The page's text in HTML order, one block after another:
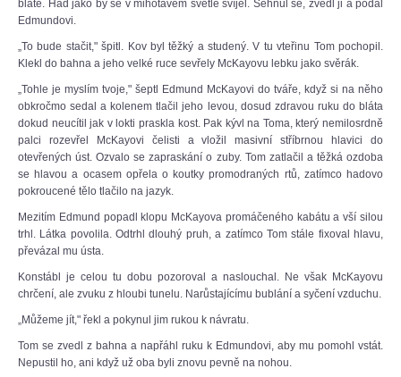
blátě. Had jako by se v mihotavém světle svíjel. Sehnul se, zvedl ji a podal
Edmundovi.
„To bude stačit," špitl. Kov byl těžký a studený. V tu vteřinu Tom pochopil.
Klekl do bahna a jeho velké ruce sevřely McKayovu lebku jako svěrák.
„Tohle je myslím tvoje," šeptl Edmund McKayovi do tváře, když si na něho
obkročmo sedal a kolenem tlačil jeho levou, dosud zdravou ruku do bláta
dokud neucítil jak v lokti praskla kost. Pak kývl na Toma, který nemilosrdně
palci rozevřel McKayovi čelisti a vložil masivní stříbrnou hlavici do
otevřených úst. Ozvalo se zapraskání o zuby. Tom zatlačil a těžká ozdoba
se hlavou a ocasem opřela o koutky promodraných rtů, zatímco hadovo
pokroucené tělo tlačilo na jazyk.
Mezitím Edmund popadl klopu McKayova promáčeného kabátu a vší silou
trhl. Látka povolila. Odtrhl dlouhý pruh, a zatímco Tom stále fixoval hlavu,
převázal mu ústa.
Konstábl je celou tu dobu pozoroval a naslouchal. Ne však McKayovu
chrčení, ale zvuku z hloubi tunelu. Narůstajícímu bublání a syčení vzduchu.
„Můžeme jít," řekl a pokynul jim rukou k návratu.
Tom se zvedl z bahna a napřáhl ruku k Edmundovi, aby mu pomohl vstát.
Nepustil ho, ani když už oba byli znovu pevně na nohou.